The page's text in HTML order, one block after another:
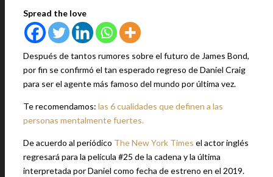
Spread the love
Después de tantos rumores sobre el futuro de James Bond,
por fin se confirmó el tan esperado regreso de Daniel Craig
para ser el agente más famoso del mundo por última vez.
Te recomendamos: las 6 cualidades que definen a las
personas mentalmente fuertes.
De acuerdo al periódico The New York Times el actor inglés
regresará para la película #25 de la cadena y la última
interpretada por Daniel como fecha de estreno en el 2019.